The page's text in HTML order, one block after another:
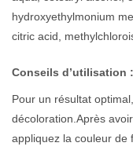
hydroxyethylmonium
citric acid,
Conseils d’utilisation :
Pour un résultat
décoloration.Après
appliquez la couleur de